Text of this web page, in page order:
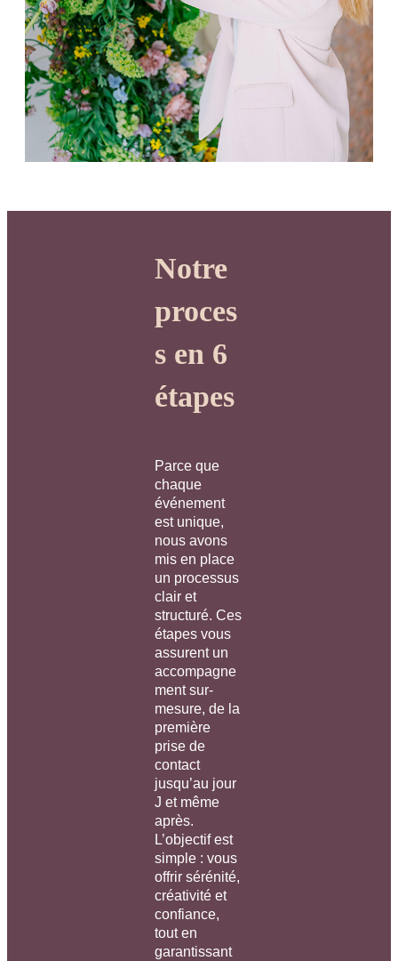
Notre
proces
s en 6
étapes
Parce que
chaque
événement
est unique,
nous avons
mis en place
un processus
clair et
structuré. Ces
étapes vous
assurent un
accompagne
ment sur-
mesure, de la
première
prise de
contact
jusqu’au jour
J et même
après.
L’objectif est
simple : vous
offrir sérénité,
créativité et
confiance,
tout en
garantissant